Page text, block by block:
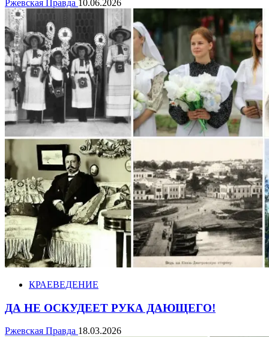
Ржевская Правда 10.06.2026
КРАЕВЕДЕНИЕ
ДА НЕ ОСКУДЕЕТ РУКА ДАЮЩЕГО!
Ржевская Правда 18.03.2026